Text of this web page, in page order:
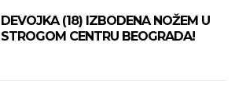
DEVOJKA (18) IZBODENA NOŽEM U
STROGOM CENTRU BEOGRADA!